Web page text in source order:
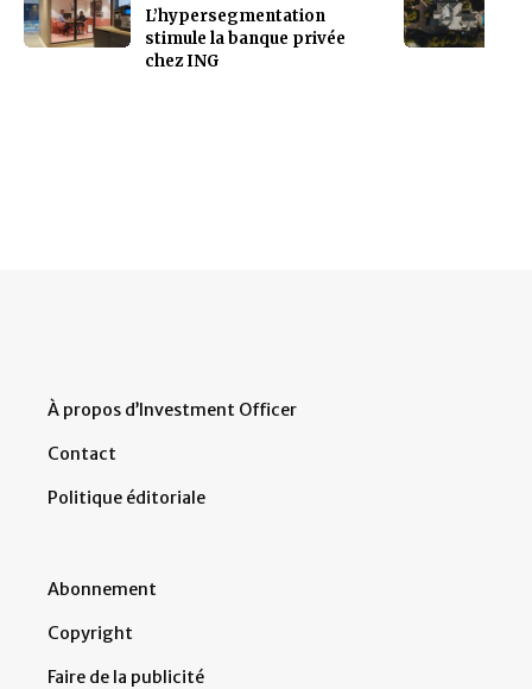
L’hypersegmentation
stimule la banque privée
chez ING
À propos d’Investment Officer
Contact
Politique éditoriale
Abonnement
Copyright
Faire de la publicité